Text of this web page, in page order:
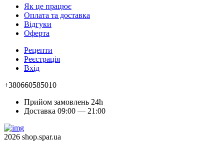
Як це працює
Оплата та доставка
Відгуки
Оферта
Рецепти
Реєстрація
Вхід
+380660585010
Прийом замовлень 24h
Доставка 09:00 — 21:00
2026 shop.spar.ua